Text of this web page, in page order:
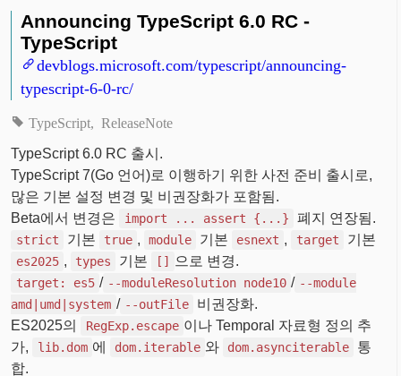
Announcing TypeScript 6.0 RC -
TypeScript
devblogs.microsoft.com/typescript/announcing-
typescript-6-0-rc/
TypeScript ReleaseNote
TypeScript 6.0 RC 출시.
TypeScript 7(Go 언어)로 이행하기 위한 사전 준비 출시로,
많은 기본 설정 변경 및 비권장화가 포함됨.
Beta에서 변경은
import ... assert {...} 폐지 연장됨.
strict 기본 true , module 기본 esnext , target 기본
es2025 , types 기본 [] 으로 변경.
target: es5 / --moduleResolution node10 / --module
amd|umd|system / --outFile
비권장화.
ES2025의
RegExp.escape 이나 Temporal 자료형 정의 추
가,
lib.dom 에 dom.iterable 와 dom.asynciterable
통
합.